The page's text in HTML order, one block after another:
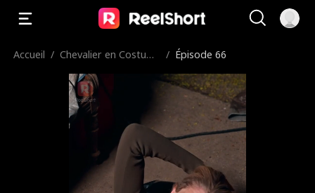
Accueil / Chevalier en Costum
/ Épisode 66